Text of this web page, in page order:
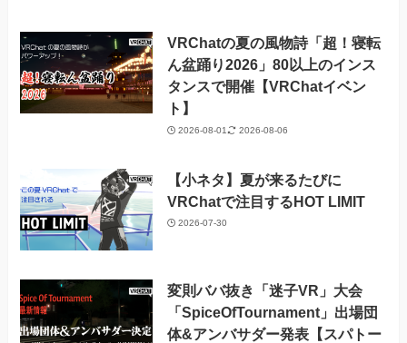
VRChatの夏の風物詩「超！寝転
ん盆踊り2026」80以上のインス
タンスで開催【VRChatイベン
ト】
2026-08-01 2026-08-06
【小ネタ】夏が来るたびに
VRChatで注目するHOT LIMIT
2026-07-30
変則ババ抜き「迷子VR」大会
「SpiceOfTournament」出場団
体&アンバサダー発表【スパトー